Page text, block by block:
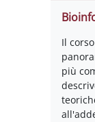
Il
più